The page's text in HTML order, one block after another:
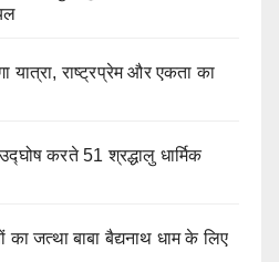
यात्रा, राष्ट्रप्रेम और एकता का
करते 51 श्रद्धालु धार्मिक
जत्था बाबा बैद्यनाथ धाम के लिए